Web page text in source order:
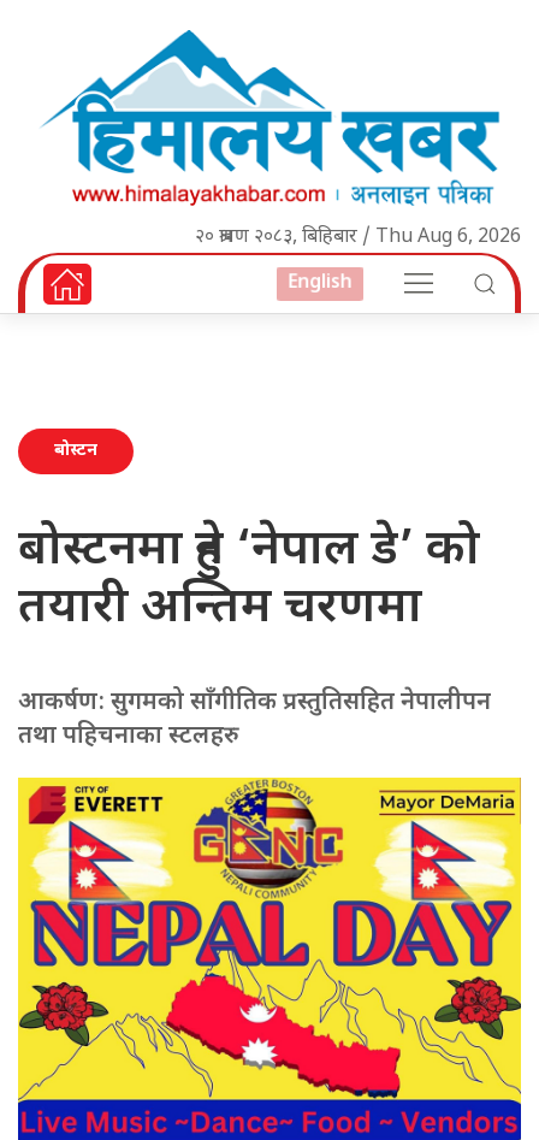
२० श्रावण २०८३, बिहिबार / Thu Aug 6, 2026
English
बोस्टन
बोस्टनमा हुने ‘नेपाल डे’ को
तयारी अन्तिम चरणमा
आकर्षण: सुगमको साँगीतिक प्रस्तुतिसहित नेपालीपन
तथा पहिचनाका स्टलहरु